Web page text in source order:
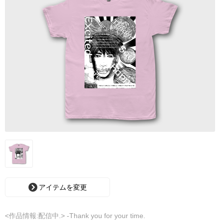
アイテムを変更
<作品情報:配信中.> -Thank you for your time.